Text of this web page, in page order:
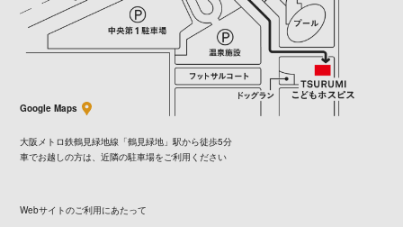
Webサイトのご利用にあたって
Google Maps
大阪メトロ鉄鶴見緑地線「鶴見緑地」駅から徒歩5分
車でお越しの方は、近隣の駐車場をご利用ください